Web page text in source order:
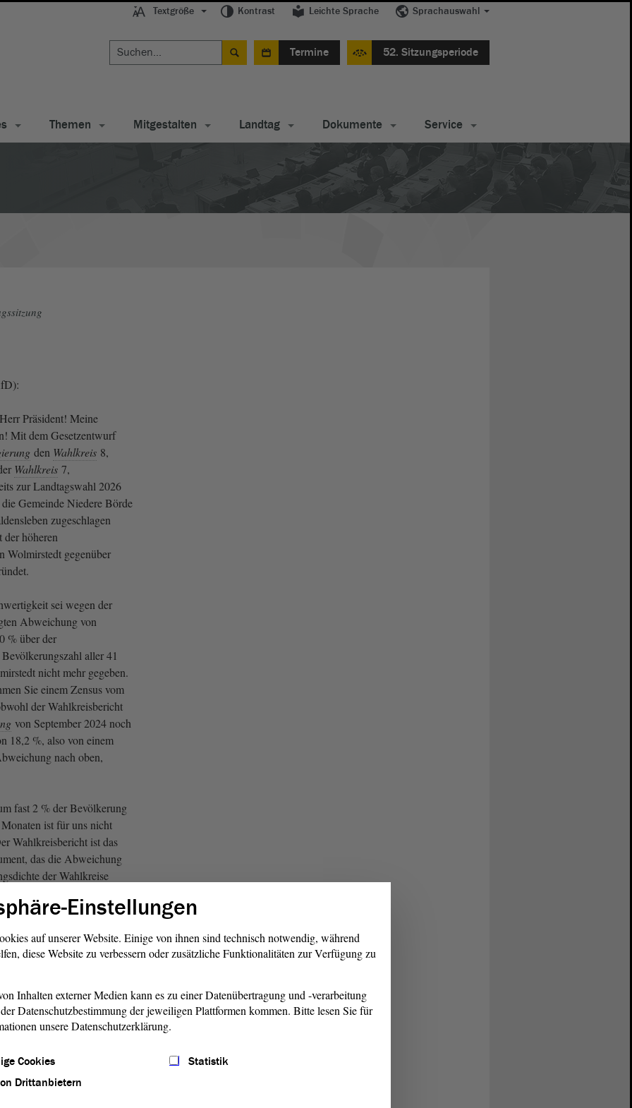
Textgröße Kontrast Leichte Sprache Sprachauswahl
Termine 52. Sitzungsperiode
Themen Mitgestalten Landtag Dokumente Service
Präsident! Meine
Mit dem Gesetzentwurf
den Wahlkreis 8,
Wahlkreis 7,
zur Landtagswahl 2026
die Gemeinde Niedere Börde
zugeschlagen
höheren
Wolmirstedt gegenüber
sei wegen der
Abweichung von
% über der
aller 41
nicht mehr gegeben.
Sie einem Zensus vom
der Wahlkreisbericht
von September 2024 noch
18,2 %, also von einem
nach oben,
fast 2 % der Bevölkerung
ist für uns nicht
Wahlkreisbericht ist das
das die Abweichung
der Wahlkreise
der Wahlkreisbericht von
Schriftstück hoch)
den Bericht „Zensus
der Wahlkreisbericht
nicht auf den jeweiligen
können wir uns den
schenken.
magische 20-%-Marke für
Einstellungen
auf unserer Website. Einige von ihnen sind technisch notwendig, während
diese Website zu verbessern oder zusätzliche Funktionalitäten zur Verfügung zu
Inhalten externer Medien kann es zu einer Datenübertragung und -verarbeitung
Datenschutzbestimmung der jeweiligen Plattformen kommen. Bitte lesen Sie für
unsere Datenschutzerklärung.
Cookies
Statistik
Drittanbietern